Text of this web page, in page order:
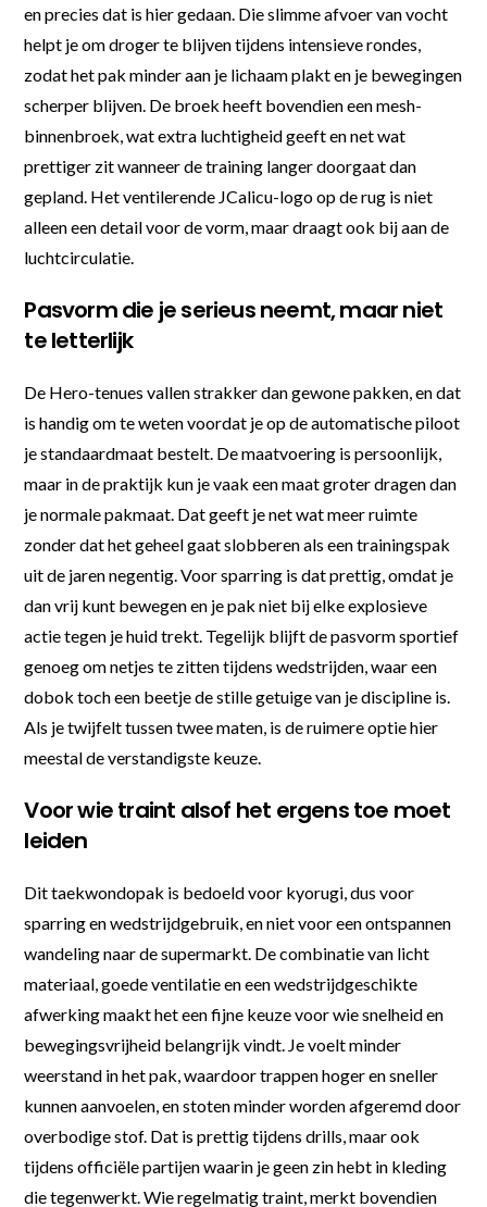
en precies dat is hier gedaan. Die slimme afvoer van vocht
helpt je om droger te blijven tijdens intensieve rondes,
zodat het pak minder aan je lichaam plakt en je bewegingen
scherper blijven. De broek heeft bovendien een mesh-
binnenbroek, wat extra luchtigheid geeft en net wat
prettiger zit wanneer de training langer doorgaat dan
gepland. Het ventilerende JCalicu-logo op de rug is niet
alleen een detail voor de vorm, maar draagt ook bij aan de
luchtcirculatie.
Pasvorm die je serieus neemt, maar niet
te letterlijk
De Hero-tenues vallen strakker dan gewone pakken, en dat
is handig om te weten voordat je op de automatische piloot
je standaardmaat bestelt. De maatvoering is persoonlijk,
maar in de praktijk kun je vaak een maat groter dragen dan
je normale pakmaat. Dat geeft je net wat meer ruimte
zonder dat het geheel gaat slobberen als een trainingspak
uit de jaren negentig. Voor sparring is dat prettig, omdat je
dan vrij kunt bewegen en je pak niet bij elke explosieve
actie tegen je huid trekt. Tegelijk blijft de pasvorm sportief
genoeg om netjes te zitten tijdens wedstrijden, waar een
dobok toch een beetje de stille getuige van je discipline is.
Als je twijfelt tussen twee maten, is de ruimere optie hier
meestal de verstandigste keuze.
Voor wie traint alsof het ergens toe moet
leiden
Dit taekwondopak is bedoeld voor kyorugi, dus voor
sparring en wedstrijdgebruik, en niet voor een ontspannen
wandeling naar de supermarkt. De combinatie van licht
materiaal, goede ventilatie en een wedstrijdgeschikte
afwerking maakt het een fijne keuze voor wie snelheid en
bewegingsvrijheid belangrijk vindt. Je voelt minder
weerstand in het pak, waardoor trappen hoger en sneller
kunnen aanvoelen, en stoten minder worden afgeremd door
overbodige stof. Dat is prettig tijdens drills, maar ook
tijdens officiële partijen waarin je geen zin hebt in kleding
die tegenwerkt. Wie regelmatig traint, merkt bovendien